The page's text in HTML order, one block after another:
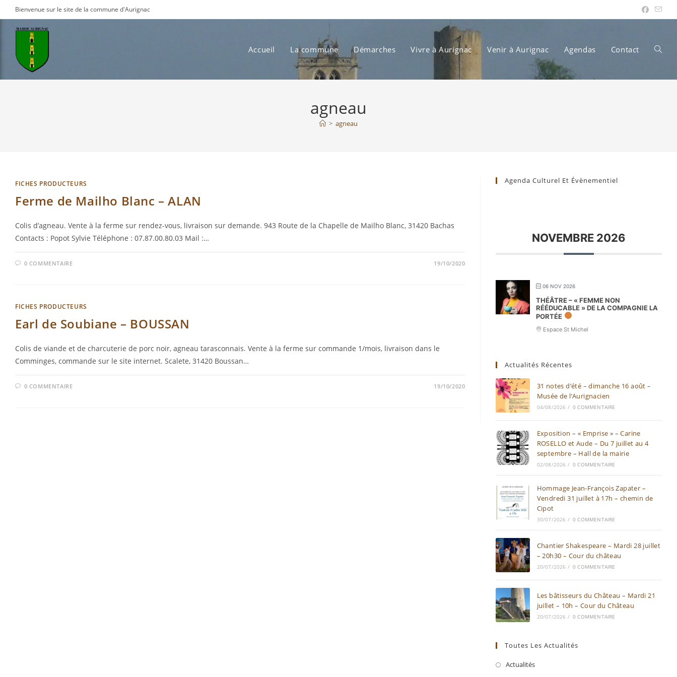
to
content
Bienvenue sur le site de la commune d'Aurignac
Accueil La commune Démarches Vivre à Aurignac Venir à Aurignac Agendas Contact Toggle
agneau
> agneau
FICHES PRODUCTEURS
Ferme de Mailho Blanc – ALAN
Colis d’agneau. Vente à la ferme sur rendez-vous, livraison sur demande. 943 Route de la Chapelle de Mailho Blanc, 31420 Bachas
Contacts : Popot Sylvie Téléphone : 07.87.00.80.03 Mail :…
0 COMMENTAIRE 19/10/2020
FICHES PRODUCTEURS
Earl de Soubiane – BOUSSAN
Colis de viande et de charcuterie de porc noir, agneau tarasconnais. Vente à la ferme sur commande 1/mois, livraison dans le
Comminges, commande sur le site internet. Scalete, 31420 Boussan…
0 COMMENTAIRE 19/10/2020
Agenda Culturel Et Évènementiel
NOVEMBRE 2026
06 NOV 2026
THÉÂTRE – « FEMME NON
RÉÉDUCABLE » DE LA COMPAGNIE LA
PORTÉE
Espace St Michel
Actualités Récentes
31 notes d’été – dimanche 16 août –
Musée de l’Aurignacien
04/08/2026 / 0 COMMENTAIRE
Exposition – « Emprise » – Carine
ROSELLO et Aude – Du 7 juillet au 4
septembre – Hall de la mairie
02/08/2026 / 0 COMMENTAIRE
Hommage Jean-François Zapater –
Vendredi 31 juillet à 17h – chemin de
Cipot
30/07/2026 / 0 COMMENTAIRE
Chantier Shakespeare – Mardi 28 juillet
– 20h30 – Cour du château
20/07/2026 / 0 COMMENTAIRE
Les bâtisseurs du Château – Mardi 21
juillet – 10h – Cour du Château
20/07/2026 / 0 COMMENTAIRE
Toutes Les Actualités
Actualités